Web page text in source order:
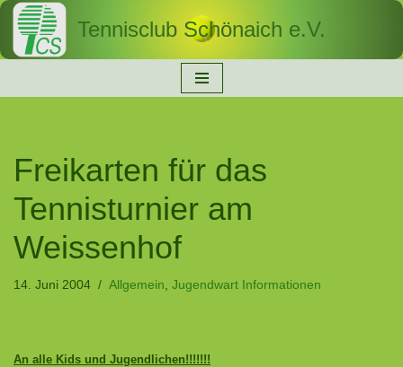
Zum
Tennisclub Schönaich e.V.
Freikarten für das
Tennisturnier am
Weissenhof
14. Juni 2004 Allgemein, Jugendwart Informationen
An alle Kids und Jugendlichen!!!!!!!